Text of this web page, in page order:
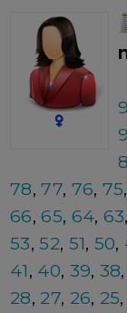
78,77, 76, 75,
66,65, 64, 63,
53,52, 51, 50,
41, 40, 39, 38,
28, 27, 26, 25,